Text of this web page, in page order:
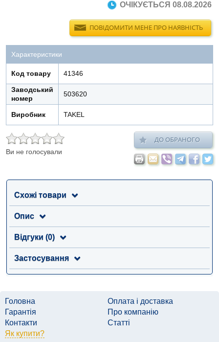
ОЧІКУЄТЬСЯ 08.08.2026
ПОВІДОМИТИ МЕНЕ ПРО НАЯВНІСТЬ
Характеристики
Код товару 41346
Заводський
номер
503620
Виробник TAKEL
Ви не голосували
ДО ОБРАНОГО
Схожі товари
Опис
Відгуки (0)
Застосування
Головна
Оплата і доставка
Гарантія
Про компанію
Контакти
Статті
Як купити?